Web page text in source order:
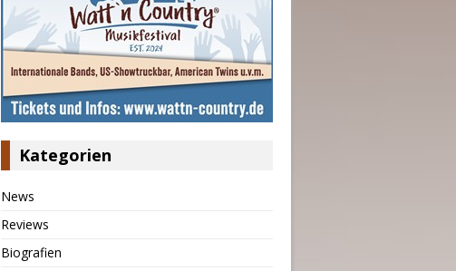
Kategorien
News
Reviews
Biografien